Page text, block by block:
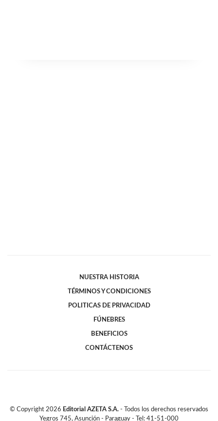
NUESTRA HISTORIA
TÉRMINOS Y CONDICIONES
POLITICAS DE PRIVACIDAD
FÚNEBRES
BENEFICIOS
CONTÁCTENOS
© Copyright 2026 Editorial AZETA S.A. - Todos los derechos reservados
Yegros 745, Asunción - Paraguay - Tel: 41-51-000